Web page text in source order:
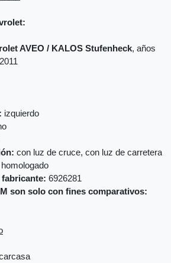
AVEO / KALOS Stufenheck, años
izquierdo
con luz de cruce, con luz de carretera
fabricante: 6926281
son solo con fines comparativos: